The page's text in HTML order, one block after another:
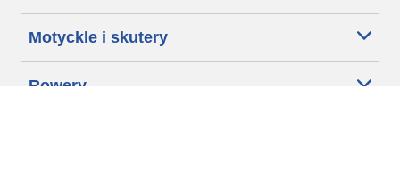
Motyckle i skutery
Rowery